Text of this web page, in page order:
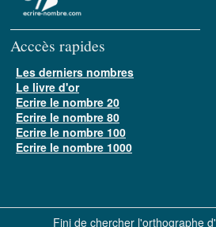
Acccès rapides
Les derniers nombres
Le livre d'or
Ecrire le nombre 20
Ecrire le nombre 80
Ecrire le nombre 100
Ecrire le nombre 1000
Fini de chercher l'orthographe